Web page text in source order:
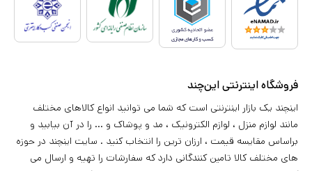
فروشگاه اینترنتی این‌چند
اینچند یک بازار اینترنتی است که شما می توانید انواع کالاهای مختلف
مانند لوازم منزل ، لوازم الکترونیک ، مد و پوشاک و ... را در آن بیابید و
براساس مقایسه قیمت ، ارزان ترین را انتخاب کنید . سایت اینچند در حوزه
های مختلف کالا تامین کنندگانی دارد که سفارشات را تهیه و ارسال می